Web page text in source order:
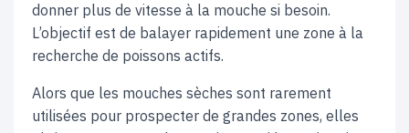
donner plus de vitesse à la mouche si besoin.
L’objectif est de balayer rapidement une zone à la
recherche de poissons actifs.
Alors que les mouches sèches sont rarement
utilisées pour prospecter de grandes zones, elles